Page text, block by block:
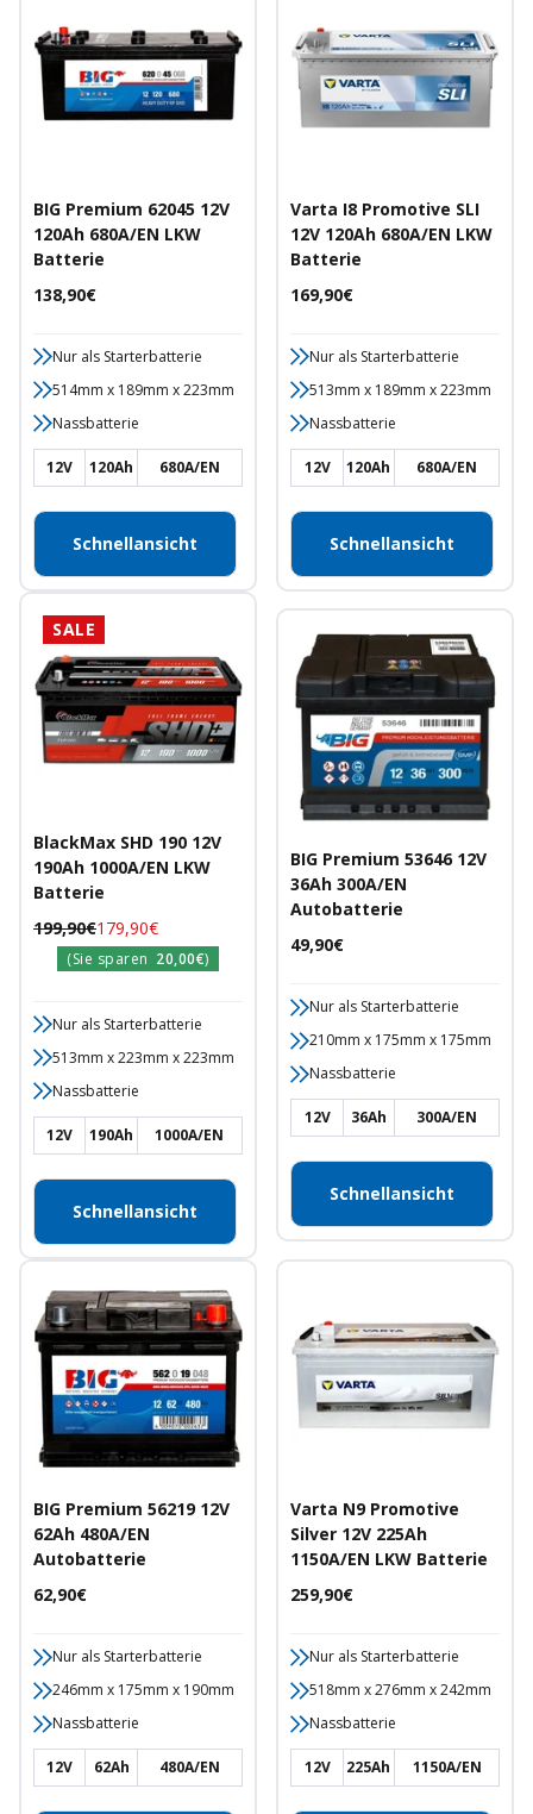
BIG Premium 62045 12V
120Ah 680A/EN LKW
Batterie
Angebotspreis
138,90€
Nur als Starterbatterie
514mm x 189mm x 223mm
Nassbatterie
12V 120Ah 680A/EN
Schnellansicht
Varta I8 Promotive SLI
12V 120Ah 680A/EN LKW
Batterie
Angebotspreis
169,90€
Nur als Starterbatterie
513mm x 189mm x 223mm
Nassbatterie
12V 120Ah 680A/EN
Schnellansicht
SALE
BlackMax SHD 190 12V
190Ah 1000A/EN LKW
Batterie
Angebotspreis
179,90€
Regulärer
Preis
199,90€
(Sie sparen 20,00€)
Nur als Starterbatterie
513mm x 223mm x 223mm
Nassbatterie
12V 190Ah 1000A/EN
Schnellansicht
BIG Premium 53646 12V
36Ah 300A/EN
Autobatterie
Angebotspreis
49,90€
Nur als Starterbatterie
210mm x 175mm x 175mm
Nassbatterie
12V 36Ah 300A/EN
Schnellansicht
BIG Premium 56219 12V
62Ah 480A/EN
Autobatterie
Angebotspreis
62,90€
Nur als Starterbatterie
246mm x 175mm x 190mm
Nassbatterie
12V 62Ah 480A/EN
Varta N9 Promotive
Silver 12V 225Ah
1150A/EN LKW Batterie
Angebotspreis
259,90€
Nur als Starterbatterie
518mm x 276mm x 242mm
Nassbatterie
12V 225Ah 1150A/EN